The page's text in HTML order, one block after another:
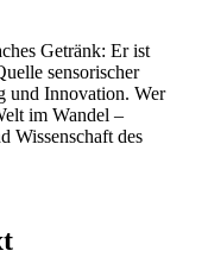
Getränk: Er ist
sensorischer
und Innovation. Wer
im Wandel –
Wissenschaft des